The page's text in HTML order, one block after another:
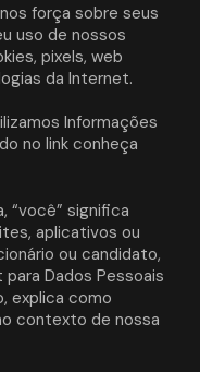
força sobre seus
uso de nossos
pixels, web
da Internet.
Informações
no link conheça
“você” significa
aplicativos ou
ou candidato,
Dados Pessoais
explica como
contexto de nossa